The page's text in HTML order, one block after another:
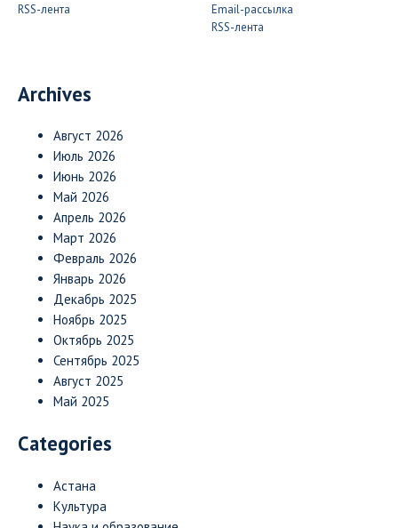
RSS-лента
Email-рассылка
RSS-лента
Archives
Август 2026
Июль 2026
Июнь 2026
Май 2026
Апрель 2026
Март 2026
Февраль 2026
Январь 2026
Декабрь 2025
Ноябрь 2025
Октябрь 2025
Сентябрь 2025
Август 2025
Май 2025
Categories
Астана
Культура